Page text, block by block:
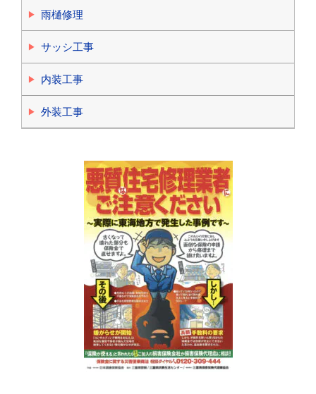
雨樋修理
サッシ工事
内装工事
外装工事